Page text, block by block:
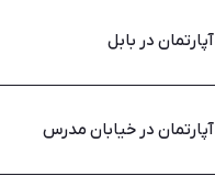
در بابل
در خیابان مدرس